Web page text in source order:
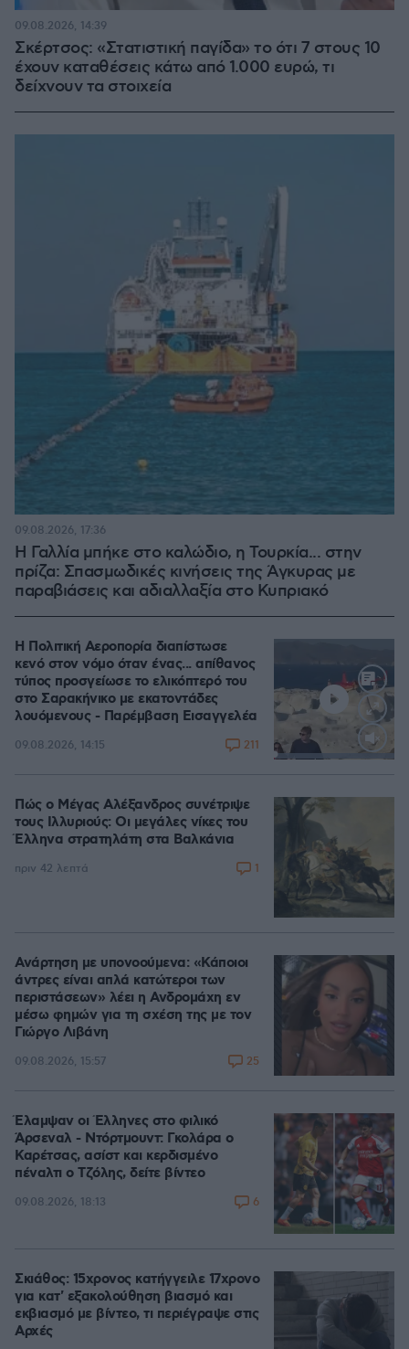
Σκέρτσος: «Στατιστική παγίδα» το ότι 7 στους 10
έχουν καταθέσεις κάτω από 1.000 ευρώ, τι
δείχνουν τα στοιχεία
09.08.2026, 14:39
Η Γαλλία μπήκε στο καλώδιο, η Τουρκία... στην
πρίζα: Σπασμωδικές κινήσεις της Άγκυρας με
παραβιάσεις και αδιαλλαξία στο Κυπριακό
09.08.2026, 17:36
Loaded
Η Πολιτική Αεροπορία διαπίστωσε
κενό στον νόμο όταν ένας... απίθανος
τύπος προσγείωσε το ελικόπτερό του
στο Σαρακήνικο με εκατοντάδες
λουόμενους - Παρέμβαση Εισαγγελέα
09.08.2026, 14:15 211
Πώς ο Μέγας Αλέξανδρος συνέτριψε
τους Ιλλυριούς: Οι μεγάλες νίκες του
Έλληνα στρατηλάτη στα Βαλκάνια
πριν 42 λεπτά 1
Ανάρτηση με υπονοούμενα: «Κάποιοι
άντρες είναι απλά κατώτεροι των
περιστάσεων» λέει η Ανδρομάχη εν
μέσω φημών για τη σχέση της με τον
Γιώργο Λιβάνη
09.08.2026, 15:57 25
Έλαμψαν οι Έλληνες στο φιλικό
Άρσεναλ - Ντόρτμουντ: Γκολάρα ο
Καρέτσας, ασίστ και κερδισμένο
πέναλτι ο Τζόλης, δείτε βίντεο
09.08.2026, 18:13 6
Σκιάθος: 15χρονος κατήγγειλε 17χρονο
για κατ' εξακολούθηση βιασμό και
εκβιασμό με βίντεο, τι περιέγραψε στις
Αρχές